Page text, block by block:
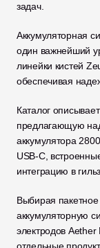
задач.
Аккумуляторная
один важнейший
линейки кистей
обеспечивая
Каталог
предлагающую
аккумулятора
USB-C,
интеграцию в
Выбирая
аккумуляторную
электродов